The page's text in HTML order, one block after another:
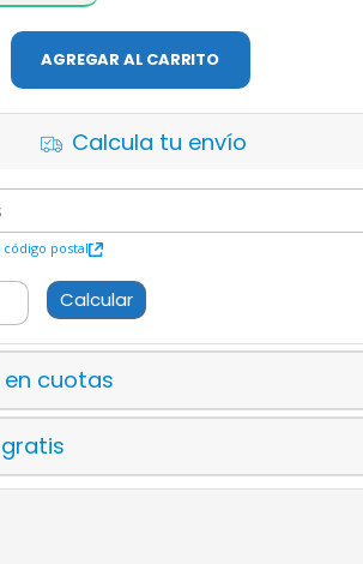
AGREGAR AL CARRITO
Calcula tu envío
postal
Calcular
en cuotas